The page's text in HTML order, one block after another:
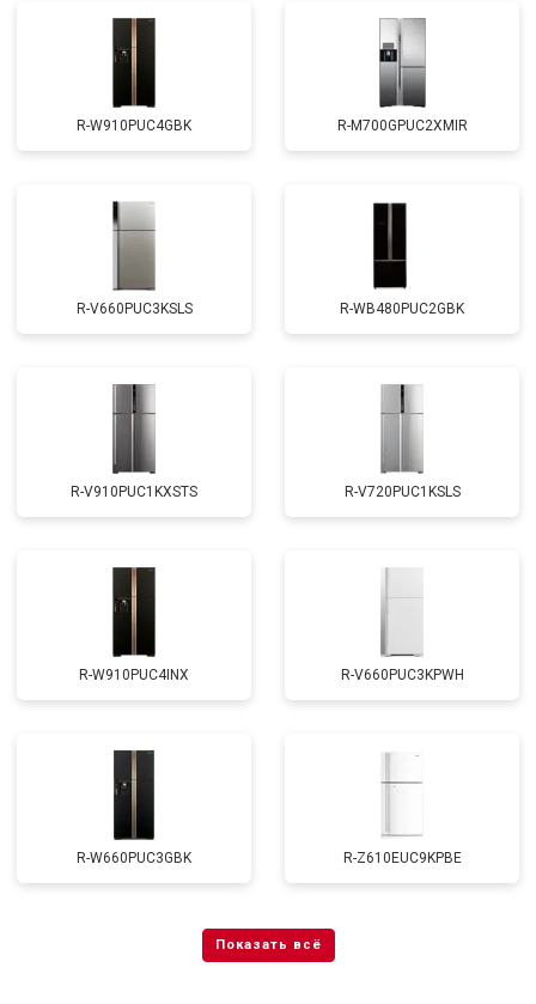
R-W910PUC4GBK R-M700GPUC2XMIR
R-V660PUC3KSLS R-WB480PUC2GBK
R-V910PUC1KXSTS R-V720PUC1KSLS
R-W910PUC4INX R-V660PUC3KPWH
R-W660PUC3GBK R-Z610EUC9KPBE